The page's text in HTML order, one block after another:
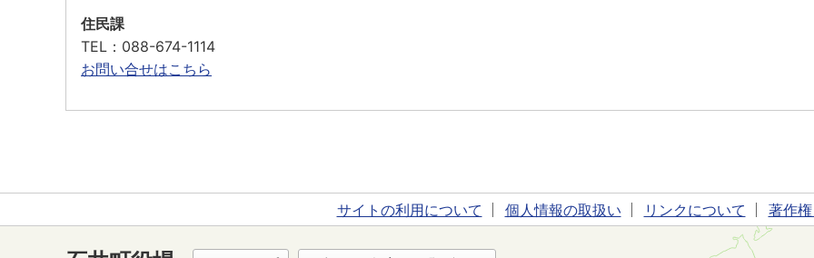
住民課
TEL ：088-674-1114
お問い合せはこちら
サイトの利用について 個人情報の取扱い リンクについて 著作